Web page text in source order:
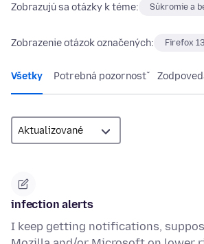
Zobrazujú sa otázky k téme: Súkromie a
Zobrazenie otázok označených: Firefox
Všetky Potrebná pozornosť
infection alerts
I keep getting notifications,